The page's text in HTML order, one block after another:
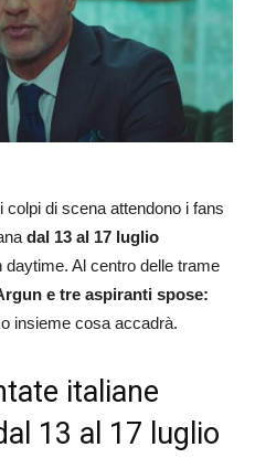
di scena attendono i fans
dal 13 al 17 luglio
daytime. Al centro delle trame
e tre aspiranti spose:
insieme cosa accadrà.
italiane
13 al 17 luglio